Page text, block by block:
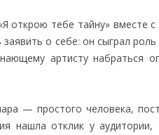
открою тебе тайну» вместе с
о себе: он сыграл роль
артисту набраться
— простого человека,
нашла отклик у аудитории,